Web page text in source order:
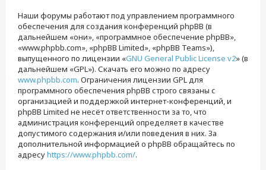
Наши форумы работают под управлением программного
обеспечения для создания конференций phpBB (в
дальнейшем «они», «программное обеспечение phpBB»,
«www.phpbb.com», «phpBB Limited», «phpBB Teams»),
выпущенного по лицензии «GNU General Public License v2» (в
дальнейшем «GPL»). Скачать его можно по адресу
www.phpbb.com. Ограничения лицензии GPL для
программного обеспечения phpBB строго связаны с
организацией и поддержкой интернет-конференций, и
phpBB Limited не несёт ответственности за то, что
администрация конференций определяет в качестве
допустимого содержания и/или поведения в них. За
дополнительной информацией о phpBB обращайтесь по
адресуhttps://www.phpbb.com/.